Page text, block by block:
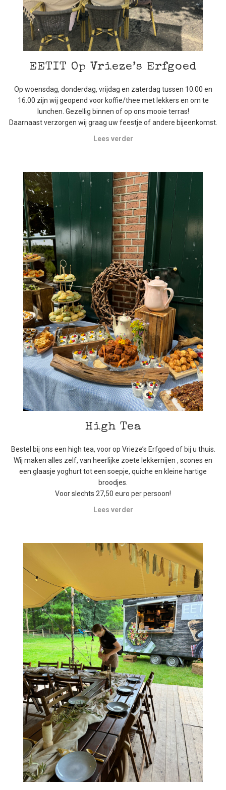
EETIT Op Vrieze’s Erfgoed
Op woensdag, donderdag, vrijdag en zaterdag tussen 10.00 en
16.00 zijn wij geopend voor koffie/thee met lekkers en om te
lunchen. Gezellig binnen of op ons mooie terras!
Daarnaast verzorgen wij graag uw feestje of andere bijeenkomst.
Lees verder
High Tea
Bestel bij ons een high tea, voor op Vrieze’s Erfgoed of bij u thuis.
Wij maken alles zelf, van heerlijke zoete lekkernijen , scones en
een glaasje yoghurt tot een soepje, quiche en kleine hartige
broodjes.
Voor slechts 27,50 euro per persoon!
Lees verder